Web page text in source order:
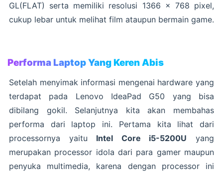
GL(FLAT) serta memiliki resolusi 1366 x 768 pixel,
cukup lebar untuk melihat film ataupun bermain game.
Performa Laptop Yang Keren Abis
Setelah menyimak informasi mengenai hardware yang
terdapat pada Lenovo IdeaPad G50 yang bisa
dibilang gokil. Selanjutnya kita akan membahas
performa dari laptop ini. Pertama kita lihat dari
processornya yaitu Intel Core i5-5200U yang
merupakan processor idola dari para gamer maupun
penyuka multimedia, karena dengan processor ini